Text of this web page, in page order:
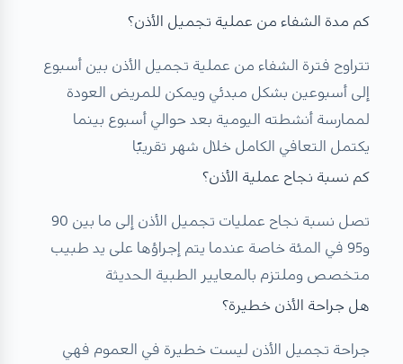
كم مدة الشفاء من عملية تجميل الأذن؟
تتراوح فترة الشفاء من عملية تجميل الأذن بين أسبوع
إلى أسبوعين بشكل مبدئي ويمكن للمريض العودة
لممارسة أنشطته اليومية بعد حوالي أسبوع بينما
يكتمل التعافي الكامل خلال شهر تقريبًا
كم نسبة نجاح عملية الأذن؟
تصل نسبة نجاح عمليات تجميل الأذن إلى ما بين 90
و95 في المئة خاصة عندما يتم إجراؤها على يد طبيب
متخصص وملتزم بالمعايير الطبية الحديثة
هل جراحة الأذن خطيرة؟
جراحة تجميل الأذن ليست خطيرة في العموم فهي